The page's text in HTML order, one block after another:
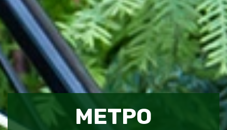
МЕТРО